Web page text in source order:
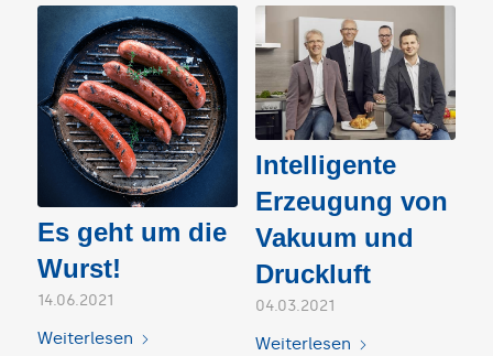
Es geht um die
Wurst!
14.06.2021
Weiterlesen
Intelligente
Erzeugung von
Vakuum und
Druckluft
04.03.2021
Weiterlesen